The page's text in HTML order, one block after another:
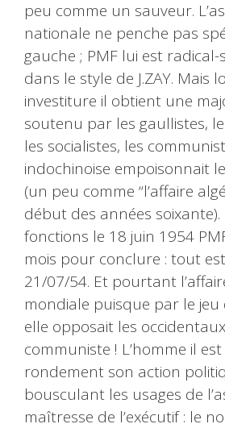
peu comme un sauveur.
nationale ne penche pas
gauche ; PMF lui est
dans le style de J.ZAY. Mais
investiture il obtient une
soutenu par les gaullistes,
les socialistes, les
indochinoise empoisonnait
(un peu comme “l’affaire
début des années
fonctions le 18 juin 1954
mois pour conclure : tout
21/07/54. Et pourtant
mondiale puisque par le jeu
elle opposait les
communiste ! L’homme il
rondement son action
bousculant les usages de
maîtresse de l’exécutif : le